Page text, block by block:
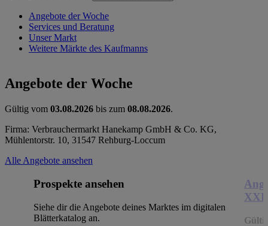
Angebote der Woche
Services und Beratung
Unser Markt
Weitere Märkte des Kaufmanns
Angebote der Woche
Gültig vom 03.08.2026 bis zum 08.08.2026.
Firma: Verbrauchermarkt Hanekamp GmbH & Co. KG,
Mühlentorstr. 10, 31547 Rehburg-Loccum
Alle Angebote ansehen
Prospekte ansehen
Siehe dir die Angebote deines Marktes im digitalen
Blätterkatalog an.
XXL